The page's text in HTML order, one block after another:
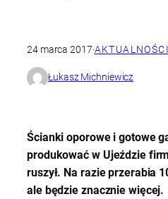
24 marca 2017·AKTUALNOŚCI
Łukasz Michniewicz
Ścianki oporowe i gotowe
produkować w Ujeździe
ruszył. Na razie przerabia
ale będzie znacznie więcej.